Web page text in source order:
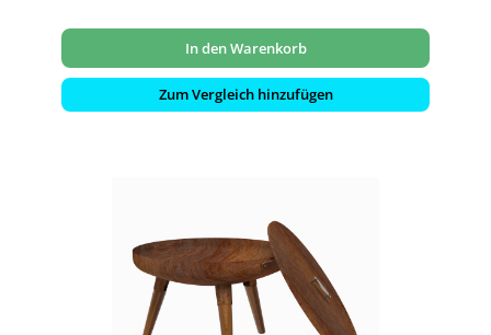
In den Warenkorb
Zum Vergleich hinzufügen